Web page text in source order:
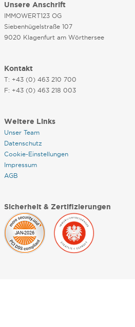
Unsere Anschrift
IMMOWERT123 OG
Siebenhügelstraße 107
9020 Klagenfurt am Wörthersee
Kontakt
T: +43 (0) 463 210 700
F: +43 (0) 463 218 003
Weitere Links
Unser Team
Datenschutz
Cookie-Einstellungen
Impressum
AGB
Sicherheit & Zertifizierungen